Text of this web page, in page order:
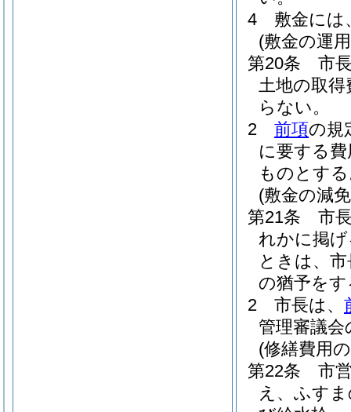
4
敷金には
(敷金の運
第20条
市
土地の取
らない。
2
前項の規
に要する
ものとす
(敷金の減
第21条
市
れかに掲
ときは、
の猶予を
2
市長は、
管理審議
(修繕費用
第22条
市
え、ふす